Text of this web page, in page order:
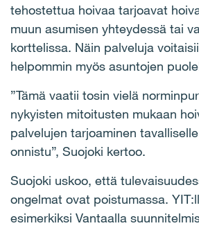
tehostettua hoivaa tarjoavat
muun asumisen yhteydessä tai
korttelissa. Näin palveluja
helpommin myös asuntojen
”Tämä vaatii tosin vielä
nykyisten mitoitusten mukaan
palvelujen tarjoaminen
onnistu”, Suojoki kertoo.
Suojoki uskoo, että
ongelmat ovat poistumassa.
esimerkiksi Vantaalla